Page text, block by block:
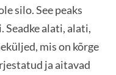
silo. See peaks
alati, alati,
mis on kõrge
ja aitavad